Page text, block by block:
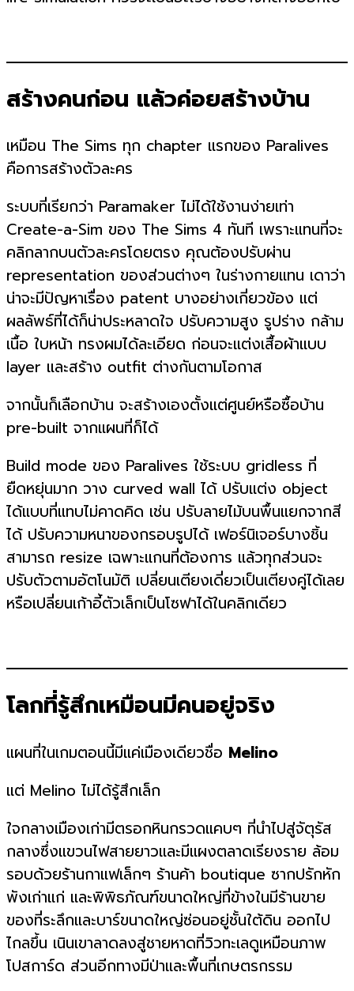
สร้างคนก่อน แล้วค่อยสร้างบ้าน
เหมือน The Sims ทุก chapter แรกของ Paralives
คือการสร้างตัวละคร
ระบบที่เรียกว่า Paramaker ไม่ได้ใช้งานง่ายเท่า
Create-a-Sim ของ The Sims 4 ทันที เพราะแทนที่จะ
คลิกลากบนตัวละครโดยตรง คุณต้องปรับผ่าน
representation ของส่วนต่างๆ ในร่างกายแทน เดาว่า
น่าจะมีปัญหาเรื่อง patent บางอย่างเกี่ยวข้อง แต่
ผลลัพธ์ที่ได้ก็น่าประหลาดใจ ปรับความสูง รูปร่าง กล้าม
เนื้อ ใบหน้า ทรงผมได้ละเอียด ก่อนจะแต่งเสื้อผ้าแบบ
layer และสร้าง outfit ต่างกันตามโอกาส
จากนั้นก็เลือกบ้าน จะสร้างเองตั้งแต่ศูนย์หรือซื้อบ้าน
pre-built จากแผนที่ก็ได้
Build mode ของ Paralives ใช้ระบบ gridless ที่
ยืดหยุ่นมาก วาง curved wall ได้ ปรับแต่ง object
ได้แบบที่แทบไม่คาดคิด เช่น ปรับลายไม้บนพื้นแยกจากสี
ได้ ปรับความหนาของกรอบรูปได้ เฟอร์นิเจอร์บางชิ้น
สามารถ resize เฉพาะแกนที่ต้องการ แล้วทุกส่วนจะ
ปรับตัวตามอัตโนมัติ เปลี่ยนเตียงเดี่ยวเป็นเตียงคู่ได้เลย
หรือเปลี่ยนเก้าอี้ตัวเล็กเป็นโซฟาได้ในคลิกเดียว
โลกที่รู้สึกเหมือนมีคนอยู่จริง
แผนที่ในเกมตอนนี้มีแค่เมืองเดียวชื่อ Melino
แต่ Melino ไม่ได้รู้สึกเล็ก
ใจกลางเมืองเก่ามีตรอกหินกรวดแคบๆ ที่นำไปสู่จัตุรัส
กลางซึ่งแขวนไฟสายยาวและมีแผงตลาดเรียงราย ล้อม
รอบด้วยร้านกาแฟเล็กๆ ร้านค้า boutique ซากปรักหัก
พังเก่าแก่ และพิพิธภัณฑ์ขนาดใหญ่ที่ข้างในมีร้านขาย
ของที่ระลึกและบาร์ขนาดใหญ่ซ่อนอยู่ชั้นใต้ดิน ออกไป
ไกลขึ้น เนินเขาลาดลงสู่ชายหาดที่วิวทะเลดูเหมือนภาพ
โปสการ์ด ส่วนอีกทางมีป่าและพื้นที่เกษตรกรรม